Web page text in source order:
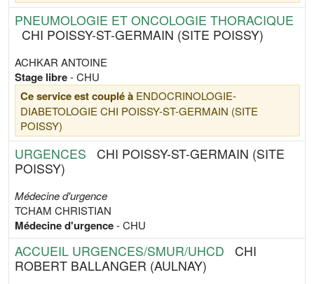
PNEUMOLOGIE ET ONCOLOGIE THORACIQUE
CHI POISSY-ST-GERMAIN (SITE POISSY)
ACHKAR ANTOINE
Stage libre- CHU
Ce service est couplé à ENDOCRINOLOGIE-
DIABETOLOGIE CHI POISSY-ST-GERMAIN (SITE
POISSY)
URGENCES
CHI POISSY-ST-GERMAIN (SITE
POISSY)
Médecine d'urgence
TCHAM CHRISTIAN
Médecine d'urgence- CHU
ACCUEIL URGENCES/SMUR/UHCD
CHI
ROBERT BALLANGER (AULNAY)